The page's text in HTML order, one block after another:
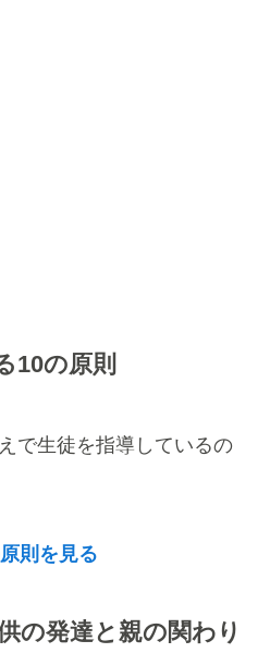
10の原則
で生徒を指導しているの
則を見る
の発達と親の関わり